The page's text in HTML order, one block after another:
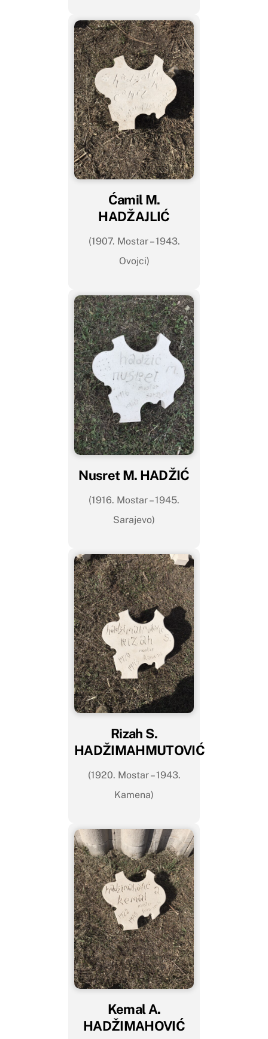
Ćamil M.
HADŽAJLIĆ
(1907. Mostar – 1943.
Ovojci)
Nusret M. HADŽIĆ
(1916. Mostar – 1945.
Sarajevo)
Rizah S.
HADŽIMAHMUTOVIĆ
(1920. Mostar – 1943.
Kamena)
Kemal A.
HADŽIMAHOVIĆ